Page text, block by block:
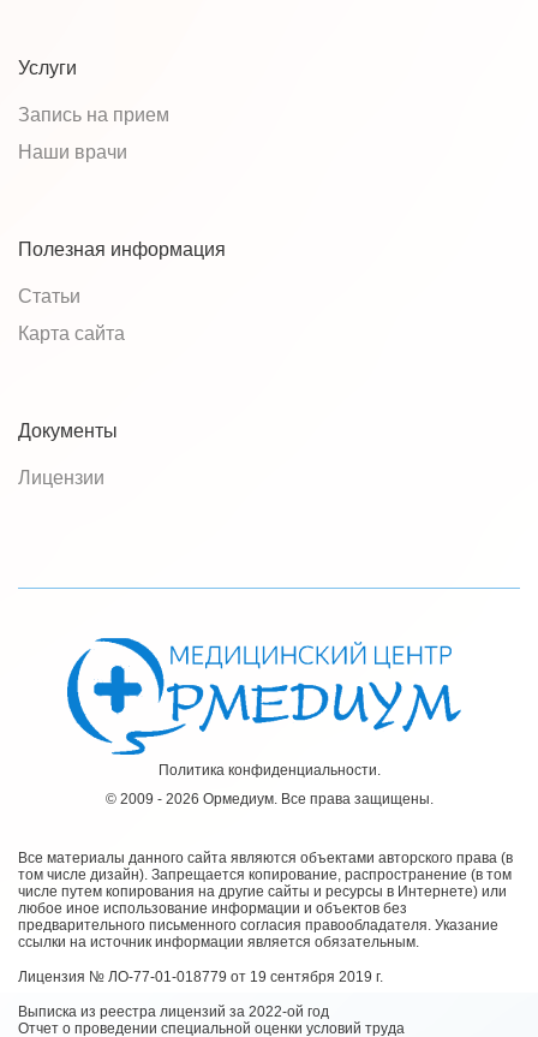
Услуги
Запись на прием
Наши врачи
Полезная информация
Статьи
Карта сайта
Документы
Лицензии
Политика конфиденциальности.
© 2009 - 2026 Ормедиум. Все права защищены.
Все материалы данного сайта являются объектами авторского права (в
том числе дизайн). Запрещается копирование, распространение (в том
числе путем копирования на другие сайты и ресурсы в Интернете) или
любое иное использование информации и объектов без
предварительного письменного согласия правообладателя. Указание
ссылки на источник информации является обязательным.
Лицензия № ЛО-77-01-018779 от 19 сентября 2019 г.
Выписка из реестра лицензий за 2022-ой год
Отчет о проведении специальной оценки условий труда